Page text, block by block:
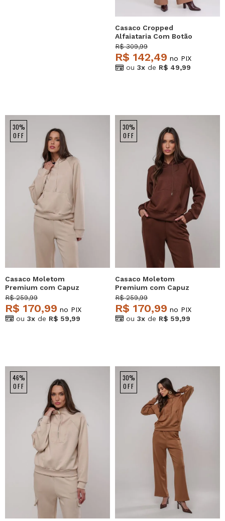
Casaco Cropped
Alfaiataria Com Botão
Bege Salvatore
R$ 309,99
R$ 142,49 no PIX
ou 3x de R$ 49,99
30%
OFF
Casaco Moletom
Premium com Capuz
Marfim Salvatore
R$ 259,99
R$ 170,99 no PIX
ou 3x de R$ 59,99
30%
OFF
Casaco Moletom
Premium com Capuz
Marrom Salvatore
R$ 259,99
R$ 170,99 no PIX
ou 3x de R$ 59,99
46%
OFF
30%
OFF